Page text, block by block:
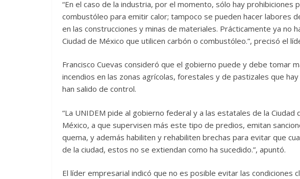
“En el caso de la industria, por el momento, sólo hay prohibiciones
combustóleo para emitir calor; tampoco se pueden hacer labores
en las construcciones y minas de materiales. Prácticamente ya no
Ciudad de México que utilicen carbón o combustóleo.”, precisó el
Francisco Cuevas consideró que el gobierno puede y debe tomar
incendios en las zonas agrícolas, forestales y de pastizales que
han salido de control.
“La UNIDEM pide al gobierno federal y a las estatales de la
México, a que supervisen más este tipo de predios, emitan
quema, y además habiliten y rehabiliten brechas para evitar que
de la ciudad, estos no se extiendan como ha sucedido.”, apuntó.
El líder empresarial indicó que no es posible evitar las condiciones